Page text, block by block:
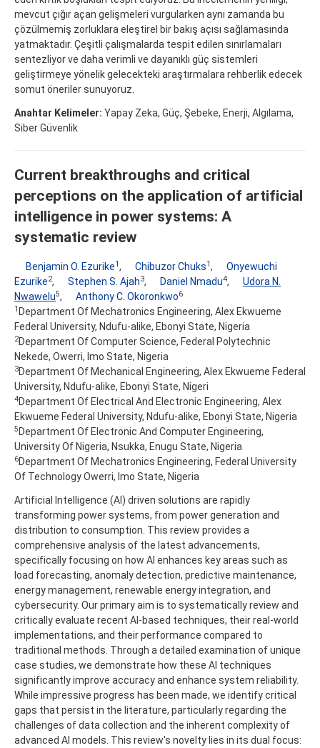
mevcut çığır açan gelişmeleri vurgularken aynı zamanda bu
çözülmemiş zorluklara eleştirel bir bakış açısı sağlamasında
yatmaktadır. Çeşitli çalışmalarda tespit edilen sınırlamaları
sentezliyor ve daha verimli ve dayanıklı güç sistemleri
geliştirmeye yönelik gelecekteki araştırmalara rehberlik edecek
somut öneriler sunuyoruz.
Anahtar Kelimeler: Yapay Zeka, Güç, Şebeke, Enerji, Algılama,
Siber Güvenlik
Current breakthroughs and critical
perceptions on the application of artificial
intelligence in power systems: A
systematic review
Benjamin O. Ezurike1, Chibuzor Chuks1,
Onyewuchi
Ezurike2, Stephen S. Ajah3, Daniel Nmadu4,
Udora N.
Nwawelu5, Anthony C. Okoronkwo6
1 Department Of Mechatronics Engineering, Alex Ekwueme
Federal University, Ndufu-alike, Ebonyi State, Nigeria
2Department Of Computer Science, Federal Polytechnic
Nekede, Owerri, Imo State, Nigeria
3Department Of Mechanical Engineering, Alex Ekwueme Federal
University, Ndufu-alike, Ebonyi State, Nigeri
4Department Of Electrical And Electronic Engineering, Alex
Ekwueme Federal University, Ndufu-alike, Ebonyi State, Nigeria
5 Department Of Electronic And Computer Engineering,
University Of Nigeria, Nsukka, Enugu State, Nigeria
6Department Of Mechatronics Engineering, Federal University
Of Technology Owerri, Imo State, Nigeria
Artificial Intelligence (AI) driven solutions are rapidly
transforming power systems, from power generation and
distribution to consumption. This review provides a
comprehensive analysis of the latest advancements,
specifically focusing on how AI enhances key areas such as
load forecasting, anomaly detection, predictive maintenance,
energy management, renewable energy integration, and
cybersecurity. Our primary aim is to systematically review and
critically evaluate recent AI-based techniques, their real-world
implementations, and their performance compared to
traditional methods. Through a detailed examination of unique
case studies, we demonstrate how these AI techniques
significantly improve accuracy and enhance system reliability.
While impressive progress has been made, we identify critical
gaps that persist in the literature, particularly regarding the
challenges of data collection and the inherent complexity of
advanced AI models. This review's novelty lies in its dual focus: